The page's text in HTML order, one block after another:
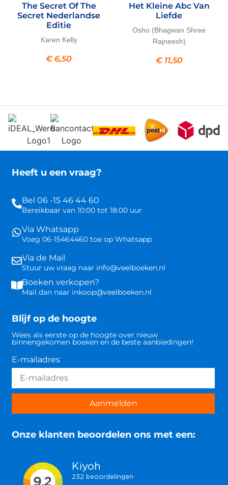
The Secret Of The
Secret Nederlandse
Editie
Karen Kelly
€6,50
Het Kleine Abc Van
Liefde
Osho (Bhagwan Shree
Rajneesh)
€11,50
Heeft u een vraag?
Bel 06 -15 46 44 60
Bereikbaar van 10:00 tot 18:00 uur
Via Whatsapp
Voeg 06-15464460 toe op Whatsapp
Via de Mail
Stuur uw vraag naar info@veelboeken.nl
Boeken verkopen?
Mail dan naar inkoop@veelboeken.nl
Blijf op de hoogte
Wees als eerste op de hoogte over nieuw
binnengekomen boeken en de beste aanbiedingen!
E-mailadres
Aanmelden
Onze klanten beoordelen ons met een: